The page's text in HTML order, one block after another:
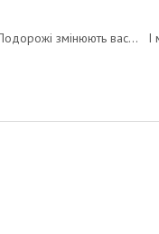
змінюють вас… І